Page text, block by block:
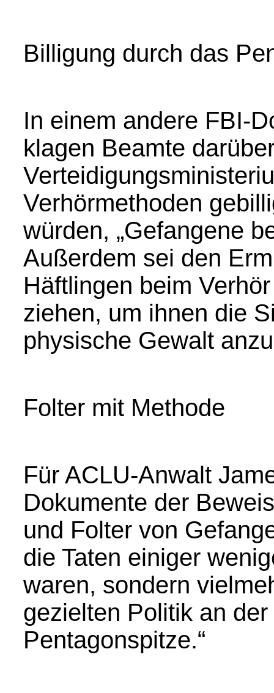
Billigung durch das
In einem andere FBI-
klagen Beamte
Verhörmethoden
würden, „Gefangene
Außerdem sei den
Häftlingen beim
ziehen, um ihnen die
physische Gewalt
Folter mit Methode
Für ACLU-Anwalt
Dokumente der
und Folter von
die Taten einiger
waren, sondern
gezielten Politik an
Pentagonspitze.“